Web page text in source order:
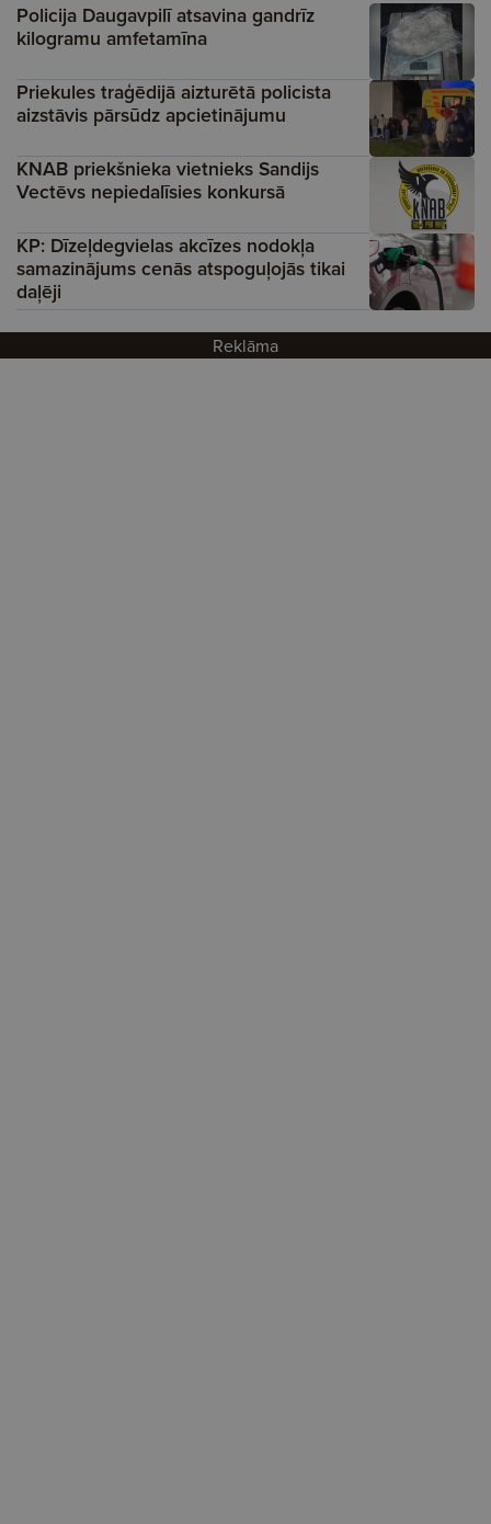
Policija Daugavpilī atsavina gandrīz
kilogramu amfetamīna
Priekules traģēdijā aizturētā policista
aizstāvis pārsūdz apcietinājumu
KNAB priekšnieka vietnieks Sandijs
Vectēvs nepiedalīsies konkursā
KP: Dīzeļdegvielas akcīzes nodokļa
samazinājums cenās atspoguļojās tikai
daļēji
Reklāma